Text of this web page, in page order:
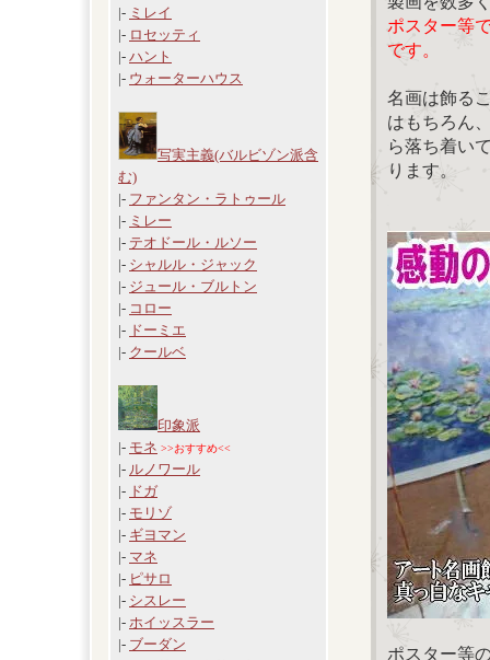
|- ミレイ
|- ロセッティ
|- ハント
|- ウォーターハウス
写実主義(バルビゾン派含
む)
|- ファンタン・ラトゥール
|- ミレー
|- テオドール・ルソー
|- シャルル・ジャック
|- ジュール・ブルトン
|- コロー
|- ドーミエ
|- クールベ
印象派
|- モネ >>おすすめ<<
|- ルノワール
|- ドガ
|- モリゾ
|- ギヨマン
|- マネ
|- ピサロ
|- シスレー
|- ホイッスラー
|- ブーダン
ポスター等
です。
名画は飾る
はもちろん
ら落ち着い
ります。
ポスター等